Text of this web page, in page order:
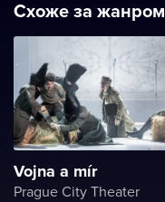
Схоже за жанром
Vojna a mír
Prague City Theater